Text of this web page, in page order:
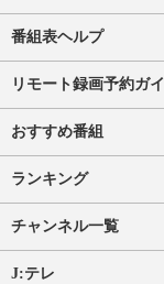
番組表ヘルプ
リモート録画予約ガ
おすすめ番組
ランキング
チャンネル一覧
J:テレ